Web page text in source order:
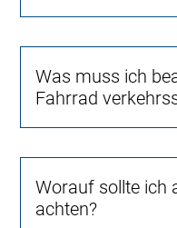
Was muss ich
Fahrrad
Worauf sollte ich
achten?